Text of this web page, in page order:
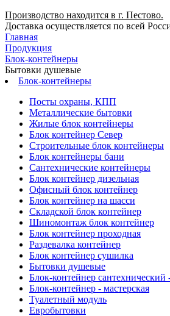
Производство находится в г. Пестово.
Доставка осуществляется по всей
Главная
Продукция
Блок-контейнеры
Бытовки душевые
Блок-контейнеры
Посты охраны, КПП
Металлические бытовки
Жилые блок контейнеры
Блок контейнер Север
Строительные блок контейнеры
Блок контейнеры бани
Сантехнические контейнеры
Блок контейнер дизельная
Офисный блок контейнер
Блок контейнер на шасси
Складской блок контейнер
Шиномонтаж блок контейнер
Блок контейнер проходная
Раздевалка контейнер
Блок контейнер сушилка
Бытовки душевые
Блок-контейнер сантехнический
Блок-контейнер - мастерская
Туалетный модуль
Евробытовки